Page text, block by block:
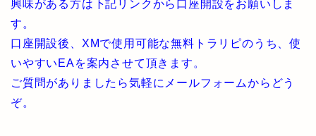
興味がある方は下記リンクから口座開設をお願いしま
す。
口座開設後、XMで使用可能な無料トラリピのうち、使
いやすいEAを案内させて頂きます。
ご質問がありましたら気軽にメールフォームからどう
ぞ。